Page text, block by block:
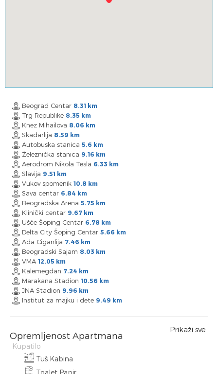
Beograd Centar 8.31 km
Trg Republike 8.35 km
Knez Mihailova 8.06 km
Skadarlija 8.59 km
Autobuska stanica 5.6 km
Železnička stanica 9.16 km
Aerodrom Nikola Tesla 6.33 km
Slavija 9.51 km
Vukov spomenik 10.8 km
Sava centar 6.84 km
Beogradska Arena 5.75 km
Klinički centar 9.67 km
Ušće Šoping Centar 6.78 km
Delta City Šoping Centar 5.66 km
Ada Ciganlija 7.46 km
Beogradski Sajam 8.03 km
VMA 12.05 km
Kalemegdan 7.24 km
Marakana Stadion 10.56 km
JNA Stadion 9.96 km
Institut za majku i dete 9.49 km
Opremljenost Apartmana
Prikaži sve
Kupatilo
Tuš Kabina
Toalet Papir